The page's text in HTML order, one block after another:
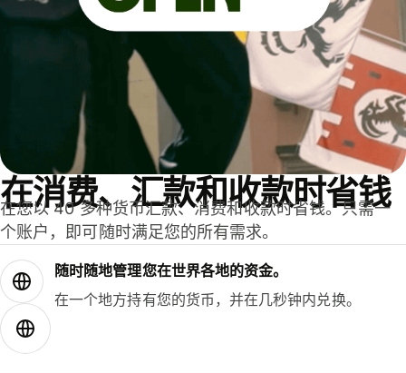
在消费、汇款和收款时省钱
在您以 40 多种货币汇款、消费和收款时省钱。只需一
个账户，即可随时满足您的所有需求。
随时随地管理您在世界各地的资金。
在一个地方持有您的货币，并在几秒钟内兑换。